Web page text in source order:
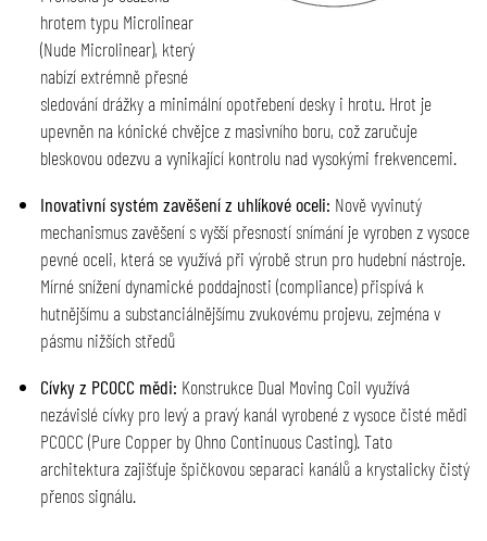
hrotem typu Microlinear
(Nude Microlinear), který
nabízí extrémně přesné
sledování drážky a minimální opotřebení desky i hrotu. Hrot je
upevněn na kónické chvějce z masivního boru, což zaručuje
bleskovou odezvu a vynikající kontrolu nad vysokými frekvencemi.
Inovativní systém zavěšení z uhlíkové oceli: Nově vyvinutý
mechanismus zavěšení s vyšší přesností snímání je vyroben z vysoce
pevné oceli, která se využívá při výrobě strun pro hudební nástroje.
Mírné snížení dynamické poddajnosti (compliance) přispívá k
hutnějšímu a substanciálnějšímu zvukovému projevu, zejména v
pásmu nižších středů
Cívky z PCOCC mědi: Konstrukce Dual Moving Coil využívá
nezávislé cívky pro levý a pravý kanál vyrobené z vysoce čisté mědi
PCOCC (Pure Copper by Ohno Continuous Casting). Tato
architektura zajišťuje špičkovou separaci kanálů a krystalicky čistý
přenos signálu.